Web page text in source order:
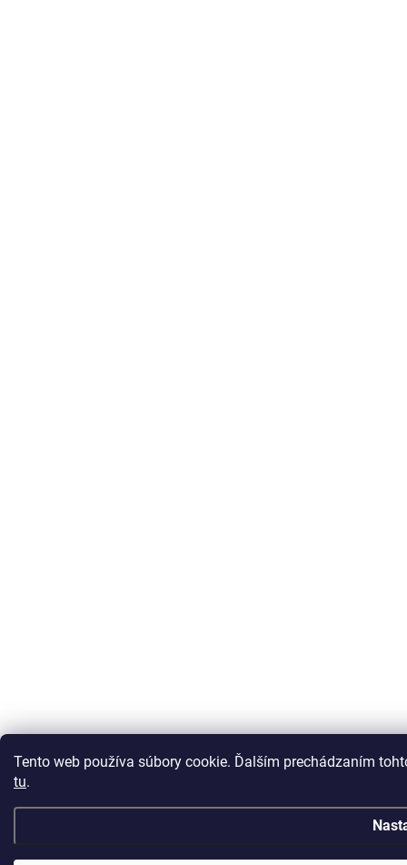
Tento web používa súbory cookie. Ďalším prechádzaním
tu.